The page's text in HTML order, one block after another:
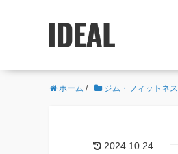
ホーム / ジム・フィットネス
2024.10.24